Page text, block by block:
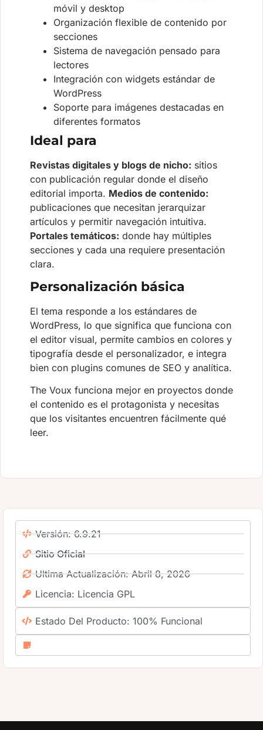
móvil y desktop
Organización flexible de contenido por
secciones
Sistema de navegación pensado para
lectores
Integración con widgets estándar de
WordPress
Soporte para imágenes destacadas en
diferentes formatos
Ideal para
Revistas digitales y blogs de nicho: sitios
con publicación regular donde el diseño
editorial importa. Medios de contenido:
publicaciones que necesitan jerarquizar
artículos y permitir navegación intuitiva.
Portales temáticos: donde hay múltiples
secciones y cada una requiere presentación
clara.
Personalización básica
El tema responde a los estándares de
WordPress, lo que significa que funciona con
el editor visual, permite cambios en colores y
tipografía desde el personalizador, e integra
bien con plugins comunes de SEO y analítica.
The Voux funciona mejor en proyectos donde
el contenido es el protagonista y necesitas
que los visitantes encuentren fácilmente qué
leer.
Versión: 6.9.21
Sitio Oficial
Ultima Actualización: Abril 8, 2026
Licencia: Licencia GPL
Estado Del Producto: 100% Funcional